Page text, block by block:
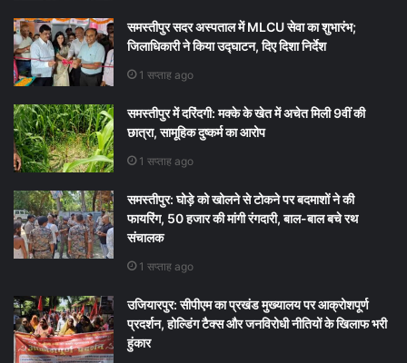
समस्तीपुर सदर अस्पताल में MLCU सेवा का शुभारंभ;
जिलाधिकारी ने किया उद्घाटन, दिए दिशा निर्देश
1 सप्ताह ago
समस्तीपुर में दरिंदगी: मक्के के खेत में अचेत मिली 9वीं की
छात्रा, सामूहिक दुष्कर्म का आरोप
1 सप्ताह ago
समस्तीपुर: घोड़े को खोलने से टोकने पर बदमाशों ने की
फायरिंग, 50 हजार की मांगी रंगदारी, बाल-बाल बचे रथ
संचालक
1 सप्ताह ago
उजियारपुर: सीपीएम का प्रखंड मुख्यालय पर आक्रोशपूर्ण
प्रदर्शन, होल्डिंग टैक्स और जनविरोधी नीतियों के खिलाफ भरी
हुंकार